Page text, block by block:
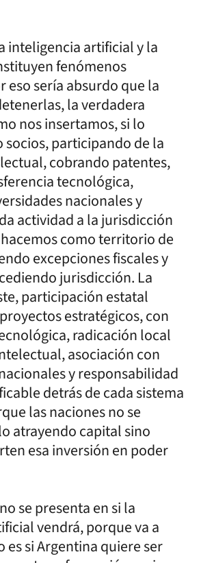
inteligencia artificial y la
fenómenos
eso sería absurdo que la
la verdadera
nos insertamos, si lo
socios, participando de la
cobrando patentes,
tecnológica,
nacionales y
actividad a la jurisdicción
como territorio de
excepciones fiscales y
jurisdicción. La
participación estatal
estratégicos, con
radicación local
asociación con
y responsabilidad
detrás de cada sistema
las naciones no se
atrayendo capital sino
esa inversión en poder
se presenta en si la
vendrá, porque va a
es si Argentina quiere ser